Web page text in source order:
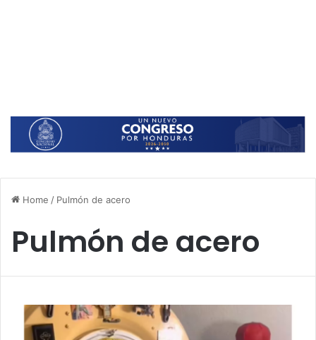
Home / Pulmón de acero
Pulmón de acero